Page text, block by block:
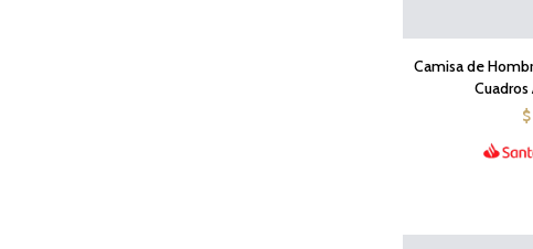
Camisa de
$